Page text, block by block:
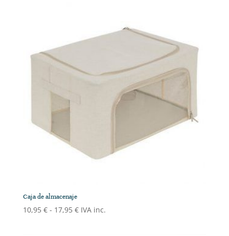
8,95 €
Caja de almacenaje
10,95 € - 17,95 €Rango
IVA inc.